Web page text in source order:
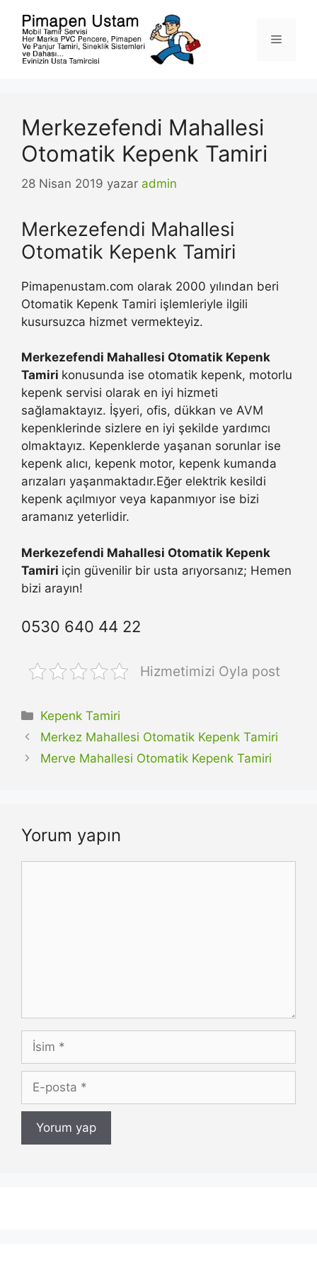
Menü
Merkezefendi Mahallesi
Otomatik Kepenk Tamiri
28 Nisan 2019 yazar admin
Merkezefendi Mahallesi
Otomatik Kepenk Tamiri
Pimapenustam.com olarak 2000 yılından beri
Otomatik Kepenk Tamiri işlemleriyle ilgili
kusursuzca hizmet vermekteyiz.
Merkezefendi Mahallesi Otomatik Kepenk
Tamiri konusunda ise otomatik kepenk, motorlu
kepenk servisi olarak en iyi hizmeti
sağlamaktayız. İşyeri, ofis, dükkan ve AVM
kepenklerinde sizlere en iyi şekilde yardımcı
olmaktayız. Kepenklerde yaşanan sorunlar ise
kepenk alıcı, kepenk motor, kepenk kumanda
arızaları yaşanmaktadır.Eğer elektrik kesildi
kepenk açılmıyor veya kapanmıyor ise bizi
aramanız yeterlidir.
Merkezefendi Mahallesi Otomatik Kepenk
Tamiri için güvenilir bir usta arıyorsanız; Hemen
bizi arayın!
0530 640 44 22
Hizmetimizi Oyla post
Kategoriler
Kepenk Tamiri
Merkez Mahallesi Otomatik Kepenk Tamiri
Merve Mahallesi Otomatik Kepenk Tamiri
Yorum yapın
İsim
posta